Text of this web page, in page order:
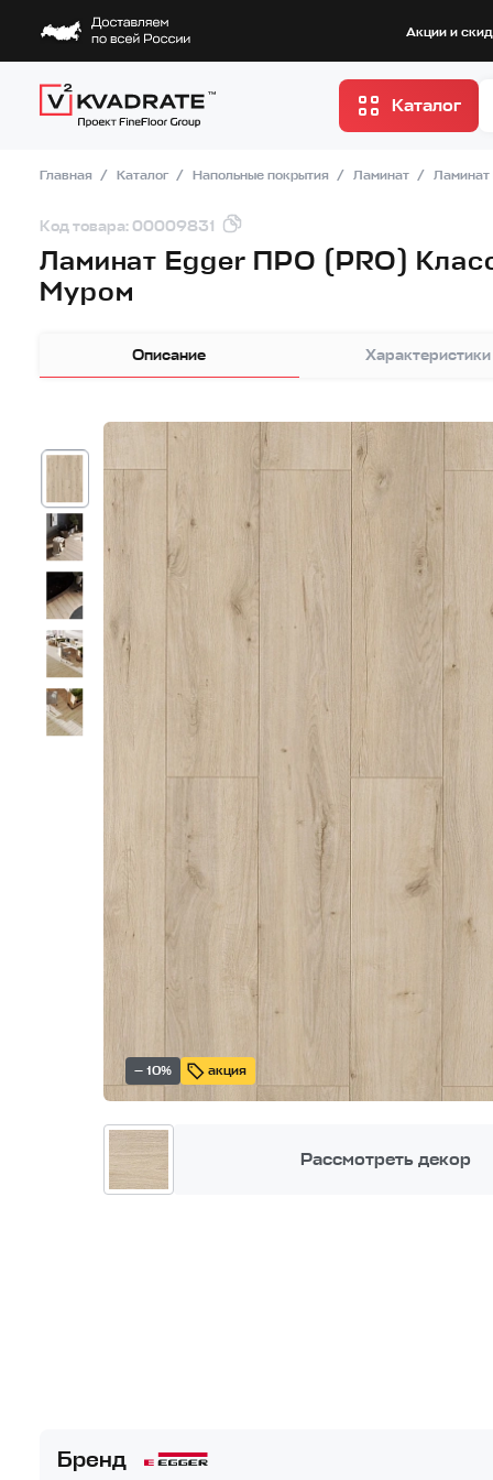
Акции и
Каталог
Главная Каталог Напольные покрытия Ламинат
Код товара: 00009831
Ламинат Egger ПРО (PRO)
Муром
Описание Характеристики
— 10% акция
Рассмотреть декор
Бренд